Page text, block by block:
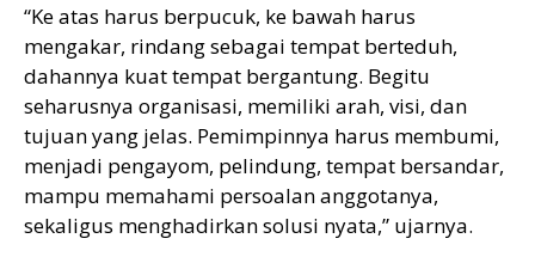
“Ke atas harus berpucuk, ke bawah harus
mengakar, rindang sebagai tempat berteduh,
dahannya kuat tempat bergantung. Begitu
seharusnya organisasi, memiliki arah, visi, dan
tujuan yang jelas. Pemimpinnya harus membumi,
menjadi pengayom, pelindung, tempat bersandar,
mampu memahami persoalan anggotanya,
sekaligus menghadirkan solusi nyata,” ujarnya.